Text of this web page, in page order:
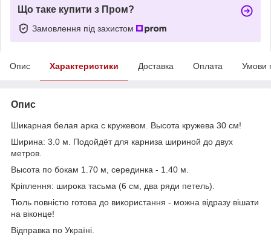
Що таке купити з Пром?
Замовлення під захистом
Опис Характеристики Доставка Оплата Умови
Опис
Шикарная белая арка с кружевом. Высота кружева 30 см!
Ширина: 3.0 м. Подойдёт для карниза шириной до двух
метров.
Высота по бокам 1.70 м, серединка - 1.40 м.
Кріплення: широка тасьма (6 см, два ряди петель).
Тюль повністю готова до використання - можна відразу вішати
на віконце!
Відправка по Україні.